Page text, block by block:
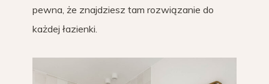
pewna, że znajdziesz tam rozwiązanie do
każdej łazienki.